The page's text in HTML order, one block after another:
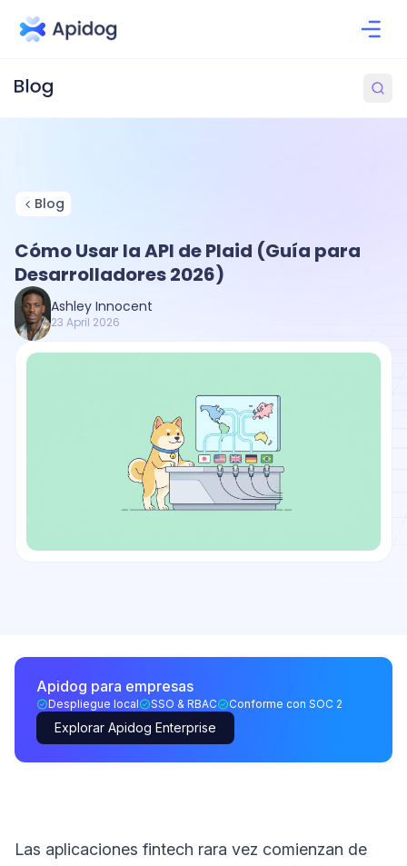
Blog
Cómo Usar la API de Plaid (Guía para
Desarrolladores 2026)
Ashley Innocent
23 April 2026
Apidog para empresas
Despliegue local SSO & RBAC Conforme con SOC 2
Explorar Apidog Enterprise
Las aplicaciones fintech rara vez comienzan de